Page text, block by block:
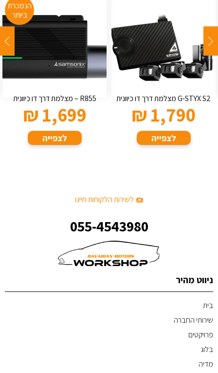
G-STYX S2 מצלמת דרך דו כיוונית
1,790
₪
לצפייה
הנמכרת
ביותר
R855 – מצלמת דרך דו כיוונית
1,699
₪
לצפייה
לשירות הלקוחות חייגו
055-4543980
ניווט מהיר
בית
שירותי החברה
פרויקטים
בלוג
מדיה